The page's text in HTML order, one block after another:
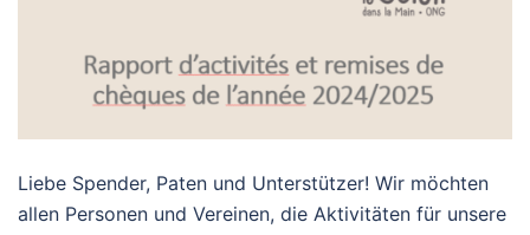
Liebe Spender, Paten und Unterstützer! Wir möchten
allen Personen und Vereinen, die Aktivitäten für unsere